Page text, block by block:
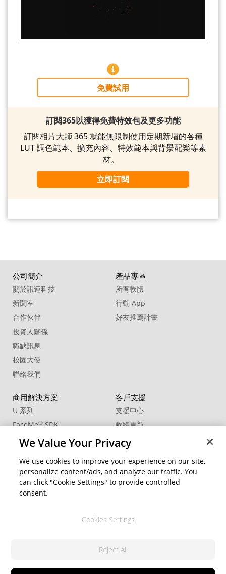
免費試用
訂閱365以獲得免費特效包及更多功能
訂閱相片大師 365 就能無限制使用定期新增的各種
LUT 調色範本、擴充內容、特效範本與背景配樂等素
材。
立即訂閱
公司簡介
關於訊連科技
新聞室
合作伙伴
投資人關係
職缺訊息
校園大使
聯絡我們
產品專區
所有軟體
行動 App
好友推薦計畫
商用解決方案
U 系列
FaceMe®SDK
客戶支援
支援中心
軟體更新
教學中心
CCP國際專業認證
社群資源
會員專區
變更地區
We Value Your Privacy
We use cookies to improve your experience on our site,
personalize content/ads, and analyze our traffic. You
can click "Cookie Settings" to provide controlled
consent.
Cookies Settings
Reject All